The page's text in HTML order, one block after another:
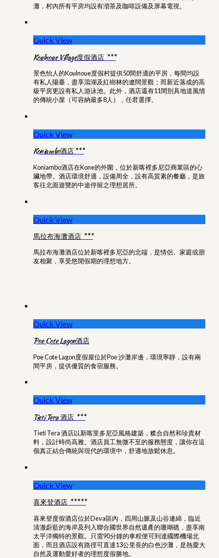
灘，村內所有平房均設有沏茶及咖啡設備及屏幕電視。
Quick View
Koulnoue Village度假酒店 ***
景色怡人的Koulnoue度假村提供50間舒適的平房，每間均設
有私人陽臺，盡享瀉湖及紅樹林的遼闊景觀；而新近落成的高
級平房更設有私人游泳池。此外，酒店還有11間別具地道風情
的傳統小屋（可容納最多8人），任君選擇。
Quick View
Koniambo酒店***
Koniambo酒店在Kone的外圍，位於新喀裡多尼亞商業區的心
臟地帶。酒店環境舒適，設備周全，設有高質素的餐廳，是旅
客往北面遊覽的中途停留之理想居所。
Quick View
馬拉布海灘酒店 ***
馬拉布海灘酒店位於新喀裡多尼亞的北端，是情侶、家庭或朋
友相聚，享受悠閒假期的理想地方。
Quick View
Poe Cote Lagon酒店
Poe Cote Lagon度假屋位於Poe 沙灘岸邊，環境寧靜，設有兩
間平房，提供優質的食宿服務。
Quick View
Tieti Tera 酒店 ***
Tieti Tera 酒店以新喀里多尼亞風格建築，糅合自然和珍貴材
料，設計時尚高雅。酒店員工無微不至的服務態度，讓你在這
個真正結合傳統與現代的環境中，舒適地放鬆休息。
Quick View
喜來登酒店 *****
喜來登度假酒店位於Deva區內，四周山脈及山谷連綿，臨近
清澈蔚藍的海岸及列入聯合國世界自然遺產的珊瑚礁，盡享南
太平洋獨特的景觀。只需90分鐘的車程便可到達國際機場北
面，而且酒店設有路徑可直達13公里長的白色沙灘，是熱愛大
自然及運動愛好者的理想度假勝地。